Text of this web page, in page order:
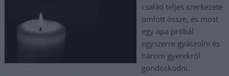
család teljes szerkezete
omlott össze, és most
egy apa próbál
egyszerre gyászolni és
három gyerekről
gondoskodni.